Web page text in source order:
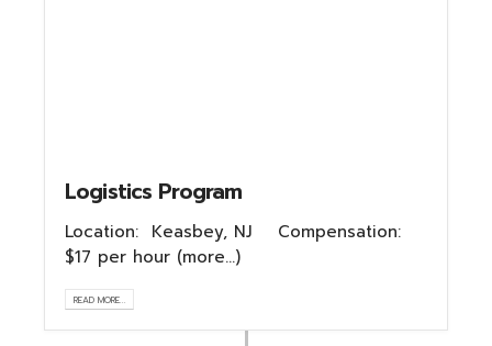
Logistics Program
Location: Keasbey, NJ Compensation:
$17 per hour (more…)
READ MORE...